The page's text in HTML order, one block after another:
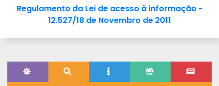
Regulamento da Lei de acesso à informação -
12.527/18 de Novembro de 2011